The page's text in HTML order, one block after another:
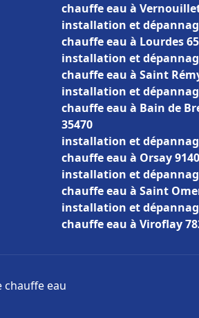
chauffe eau à
installation et
chauffe eau à Lourdes
installation et
chauffe eau à Saint
installation et
chauffe eau à Bain de
35470
installation et
chauffe eau à Orsay
installation et
chauffe eau à Saint
installation et
chauffe eau à Viroflay
chauffe eau